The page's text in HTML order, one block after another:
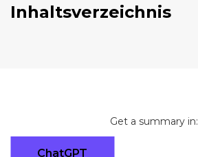
Inhaltsverzeichnis
Get a summary in:
ChatGPT